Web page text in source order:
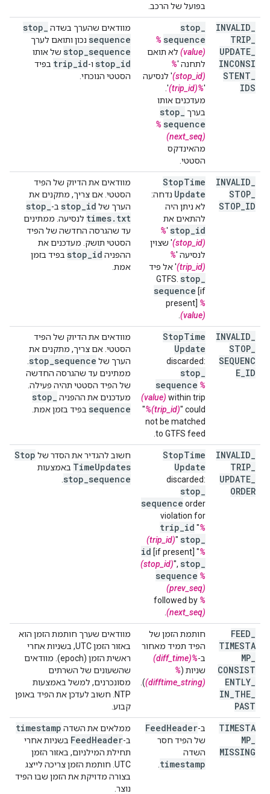
בפועל של הרכב.
INVALID
TRIP
UPDATE
INCONSI
STENT
IDS
stop
sequence
%
(value)
לא תואם
לתחנה '%
(stop_id)
' לנסיעה
'
%(trip_id)
'.
מעדכנים אותו
בערך
stop
sequence
%
(next_seq)
מהאינדקס
הסטטי.
מוודאים שהערך בשדה stop
sequence נכון ותואם לערך
stop sequence של אותו
stop id ו- trip id
בפיד
הסטטי הנוכחי.
INVALID
STOP
STOP ID
StopTime
Update נדחה:
לא ניתן היה
להתאים את
stop id
'
%
(stop_id)
' שצוין
לנסיעה '%
(trip_id)
' אל פיד
GTFS. stop
sequence [if
present] %
(value)
מוודאים את הדיוק של הפיד
הסטטי. אם צריך, מתקנים את
הערך של
stop id ב- stop
times. txt
לנסיעה. ממתינים
עד שהגרסה החדשה של הפיד
הסטטי תושק. מעדכנים את
ההפניה
stop id
בפיד בזמן
אמת.
INVALID
STOP
SEQUENC
E ID
StopTime
Update
discarded:
stop
sequence %
(value) within trip
"%(trip_id)" could
not be matched
to GTFS feed.
מוודאים את הדיוק של הפיד
הסטטי. אם צריך, מתקנים את
הערך של
stop sequence
ממתינים עד שהגרסה החדשה
של הפיד הסטטי תהיה פעילה.
מעדכנים את ההפניה
stop
sequence בפיד בזמן אמת.
INVALID
TRIP
UPDATE
ORDER
StopTime
Update
discarded:
stop
sequence order
violation for
trip id "%
(trip_id)" stop
id [if present] "%
(stop_id)", stop
sequence %
(prev_seq)
followed by %
(next_seq)
חשוב להגדיר את הסדר של Stop
TimeUpdates באמצעות
stop sequence
FEED
TIMESTA
MP
CONSIST
ENTLY
IN THE
PAST
חותמת הזמן של
הפיד תמיד מאחור
ב-%(diff_time)
שניות (%
(difftime_string)
).
מוודאים שערך חותמת הזמן הוא
באזור הזמן UTC, בשניות אחרי
ראשית הזמן (epoch). מוודאים
שהשעונים של השרתים
מסונכרנים, למשל באמצעות
NTP. חשוב לעדכן את הפיד באופן
קבוע.
TIMESTA
MP
MISSING
ב- FeedHeader
של הפיד חסר
השדה
timestamp
ממלאים את השדה timestamp
ב- FeedHeader
בשניות אחרי
תחילת המילניום, באזור הזמן
UTC. חותמת הזמן צריכה לייצג
בצורה מדויקת את הזמן שבו הפיד
נוצר.